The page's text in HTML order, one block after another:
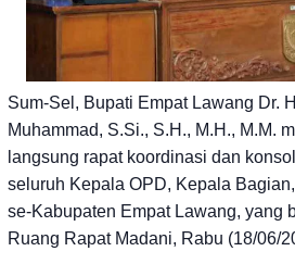
Sum-Sel, Bupati Empat Lawang Dr.
Muhammad, S.Si., S.H., M.H., M.M.
langsung rapat koordinasi dan
seluruh Kepala OPD, Kepala
se-Kabupaten Empat Lawang, yang
Ruang Rapat Madani, Rabu (18/06/